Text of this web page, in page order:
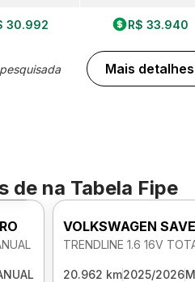
30.992 R$ 33.940
Mais detalhes
de na Tabela Fipe
VOLKSWAGEN
TRENDLINE 1.6 16V
20.962 km2025/2026